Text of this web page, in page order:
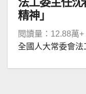
精神」
閱讀量：12.88萬+
全國人大常委會法